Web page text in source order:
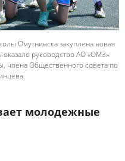
Омутнинска закуплена новая
руководство АО «ОМЗ»
члена Общественного совета по
молодежные